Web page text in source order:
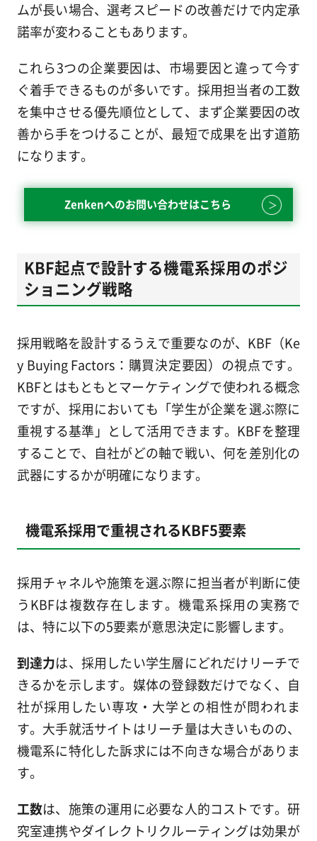
ムが長い場合、選考スピードの改善だけで内定承
諾率が変わることもあります。
これら3つの企業要因は、市場要因と違って今す
ぐ着手できるものが多いです。採用担当者の工数
を集中させる優先順位として、まず企業要因の改
善から手をつけることが、最短で成果を出す道筋
になります。
Zenkenへのお問い合わせはこちら
KBF起点で設計する機電系採用のポジ
ショニング戦略
採用戦略を設計するうえで重要なのが、KBF（Ke
y Buying Factors：購買決定要因）の視点です。
KBFとはもともとマーケティングで使われる概念
ですが、採用においても「学生が企業を選ぶ際に
重視する基準」として活用できます。KBFを整理
することで、自社がどの軸で戦い、何を差別化の
武器にするかが明確になります。
機電系採用で重視されるKBF5要素
採用チャネルや施策を選ぶ際に担当者が判断に使
うKBFは複数存在します。機電系採用の実務で
は、特に以下の5要素が意思決定に影響します。
到達力は、採用したい学生層にどれだけリーチで
きるかを示します。媒体の登録数だけでなく、自
社が採用したい専攻・大学との相性が問われま
す。大手就活サイトはリーチ量は大きいものの、
機電系に特化した訴求には不向きな場合がありま
す。
工数は、施策の運用に必要な人的コストです。研
究室連携やダイレクトリクルーティングは効果が